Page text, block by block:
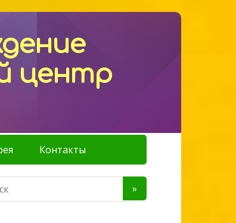
центр
Контакты